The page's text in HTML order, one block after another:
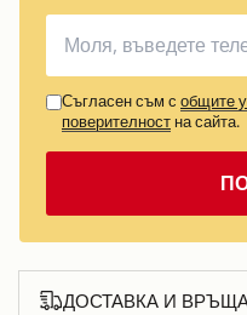
Съгласен съм с общите
поверителност на сайта.
ДОСТАВКА И